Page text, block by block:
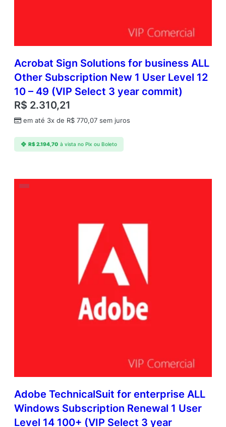
Acrobat Sign Solutions for business ALL
Other Subscription New 1 User Level 12
10 – 49 (VIP Select 3 year commit)
R$ 2.310,21
em até 3x de R$ 770,07 sem juros
R$2.194,70 à vista no Pix ou Boleto
Adobe TechnicalSuit for enterprise ALL
Windows Subscription Renewal 1 User
Level 14 100+ (VIP Select 3 year